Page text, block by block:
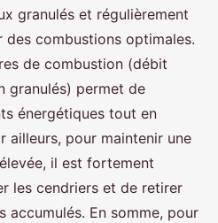
granulés et régulièrement
combustions optimales.
de combustion (débit
granulés) permet de
énergétiques tout en
ailleurs, pour maintenir une
il est fortement
les cendriers et de retirer
accumulés. En somme, pour